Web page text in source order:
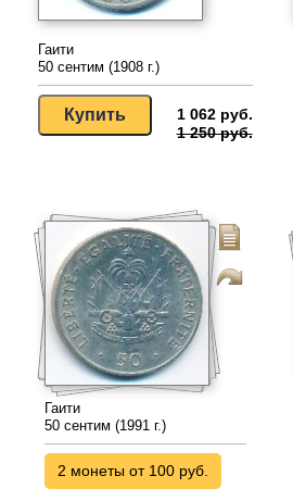
Гаити
50 сентим (1908 г.)
1 062 руб.
1 250 руб.
Гаити
50 сентим (1991 г.)
2 монеты от 100 руб.